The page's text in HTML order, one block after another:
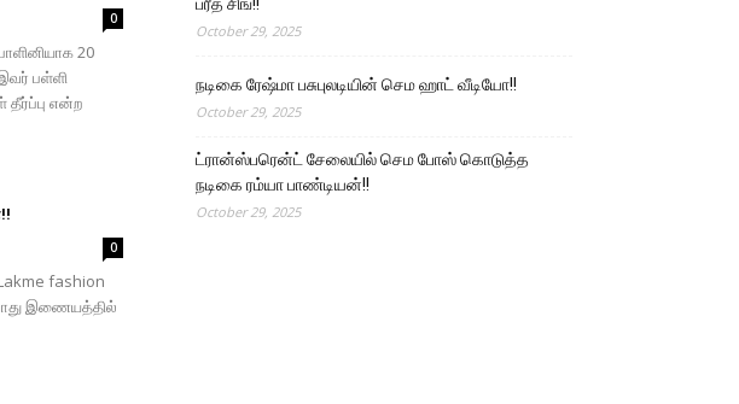
0
20
பள்ளி
தீர்ப்பு என்ற
0
fashion
இணையத்தில்
October 29, 2025
நடிகை ரேஷ்மா பசுபுலடியின் செம ஹாட் வீடியோ!!
October 29, 2025
ட்ரான்ஸ்பரென்ட் சேலையில் செம போஸ் கொடுத்த
நடிகை ரம்யா பாண்டியன்!!
October 29, 2025